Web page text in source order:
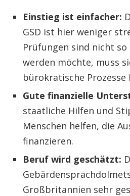
Einstieg ist einfacher:
GSD ist hier weniger
Prüfungen sind nicht so
werden möchte, muss
bürokratische Prozesse
Gute finanzielle
staatliche Hilfen und
Menschen helfen, die
finanzieren.
Beruf wird geschätzt:
Großbritannien sehr